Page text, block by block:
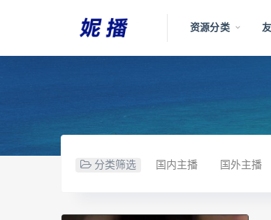
资源分类
分类筛选 国内主播 国外主播